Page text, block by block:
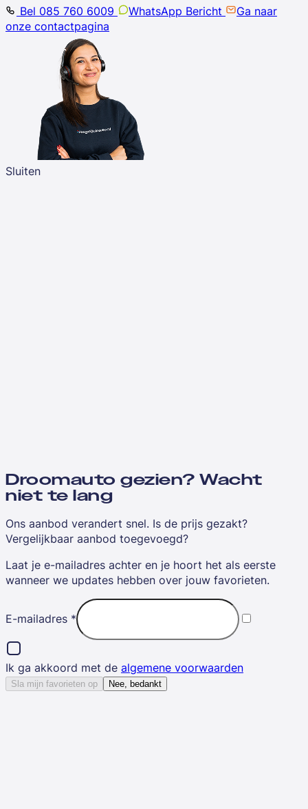
Bel 085 760 6009 WhatsApp Bericht
Ga naar
onze contactpagina
Sluiten
Droomauto gezien? Wacht
niet te lang
Ons aanbod verandert snel. Is de prijs gezakt?
Vergelijkbaar aanbod toegevoegd?
Laat je e-mailadres achter en je hoort het als eerste
wanneer we updates hebben over jouw favorieten.
E-mailadres *
Ik ga akkoord met de algemene voorwaarden
Sla mijn favorieten op Nee, bedankt